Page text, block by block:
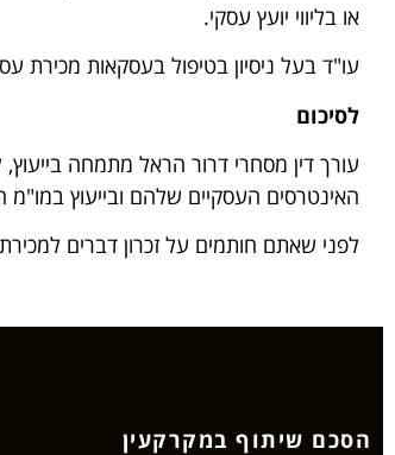
או בליווי יועץ עסקי.
עו"ד בעל ניסיון בטיפול בעסקאות מכירת
לסיכום
האינטרסים העסקיים שלהם ובייעוץ במו"מ
לפני שאתם חותמים על זכרון דברים למכירת
הסכם שיתוף במקרקעין